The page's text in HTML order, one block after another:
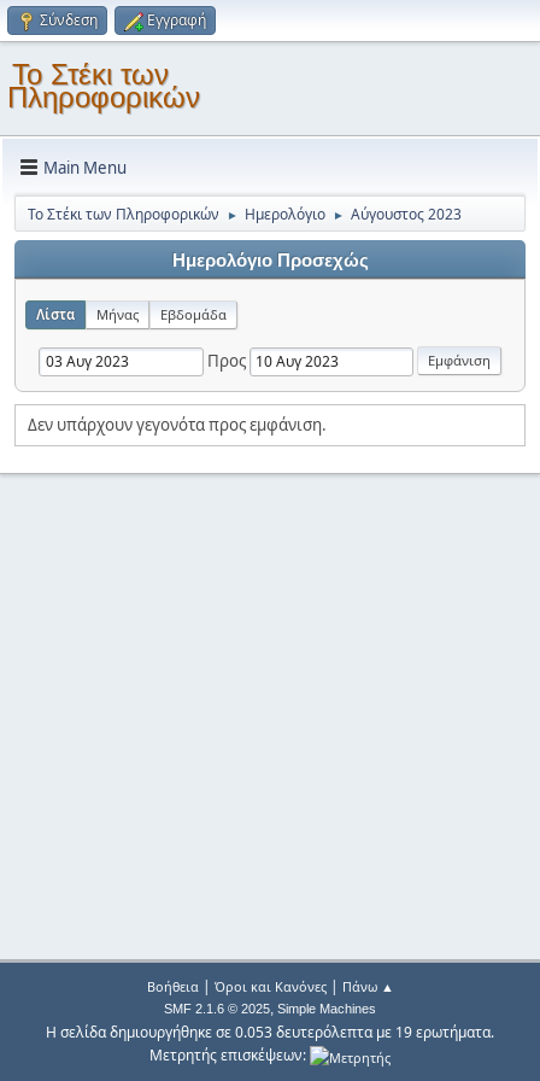
Σύνδεση Εγγραφή
Το Στέκι των
Πληροφορικών
Main Menu
Το Στέκι των Πληροφορικών ► Ημερολόγιο ► Αύγουστος 2023
Ημερολόγιο Προσεχώς
Λίστα Μήνας Εβδομάδα
Προς
Δεν υπάρχουν γεγονότα προς εμφάνιση.
Βοήθεια| Όροι και Κανόνες| Πάνω ▲
SMF 2.1.6 © 2025, Simple Machines
Η σελίδα δημιουργήθηκε σε 0.053 δευτερόλεπτα με 19 ερωτήματα.
Μετρητής επισκέψεων: